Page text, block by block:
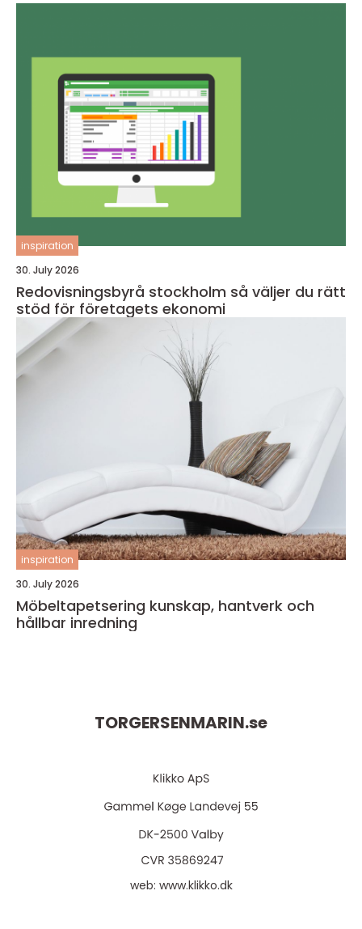
inspiration
30. July 2026
Redovisningsbyrå stockholm så väljer du rätt
stöd för företagets ekonomi
inspiration
30. July 2026
Möbeltapetsering kunskap, hantverk och
hållbar inredning
TORGERSENMARIN.se
web: www.klikko.dk